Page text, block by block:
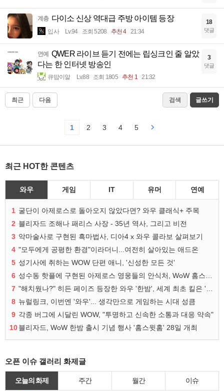
계층 다이소 신상 역대급 주방 아이템 등장
입사 Lv.94 조회 5208 추천 4 21:34
18
댓글
연예 QWER 라이브 듣기 전에는 립싱크인 줄 알았
다는 한 인터넷 방송인
큐땁이알 Lv.88 조회 1805 추천 1 21:32
3
댓글
최근 다음 검색 글쓰기
1 2 3 4 5
최근 HOT한 콘텐츠
와우 게임 IT 유머 연예
1 굴단이 아제로스로 돌아오지 않았다면? 와우 클래식+ 주목
2 블리자드 조해나 패리스 사장 - 35년 역사, 그리고 비전
3 악마술사로 구현된 흑마법사, 디아4 x 와우 콜라보 살펴보기
4 "모두에게 공평한 환경"이라더니...여전히 살아있는 애드온
5 성기사에 취하는 WOW 단편 애니, '신성한 모든 것'
6
7
8 뉴럴링크, 이번엔 '와우'... 생각만으로 게임하는 시대 성큼
9 각종 버그에 시달린 WOW, "투명하고 신속한 소통과 대응 약속"
10블리자드, WoW 한밤 출시 기념 행사 '홈스윗홈' 28일 개최
오픈 이슈 갤러리 화제글
오늘의 화제 주간 월간 이슈